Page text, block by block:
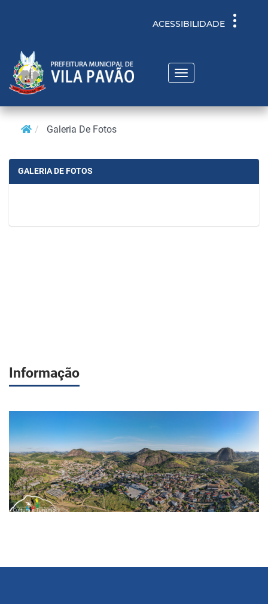
Toggle
ACESSIBILIDADE
Toggle
navigation
Galeria De Fotos
GALERIA DE FOTOS
Informação